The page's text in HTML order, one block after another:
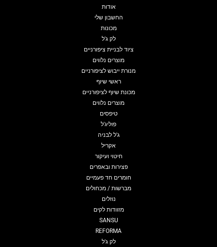
אודות
החשבון שלי
מכונות
לק ג'ל
ציוד לבניית ציפורניים
מוצרים נלווים
מנורת ייבוש לציפורניים
ראשי שיוף
מכונת שיוף לציפורניים
מוצרים נלווים
טיפסים
פוליג'ל
ג'ל לבניה
אקריל
חיטוי ועיקור
פצירות ובאפרים
חומרים חד פעמיים
מברשות / מכחולים
נוזלים
מזוודות לקים
SANSU
REFORMA
לק ג'ל